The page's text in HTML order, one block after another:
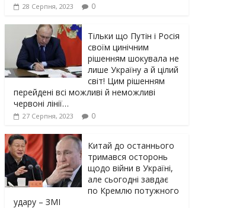
28 Серпня, 2023 0
Тільки що Путін і Росія
своїм цинічним
рішенням шoкyвaлa не
лише Україну а й цілий
світ! Цим рішенням
перейдені всі можливі й неможливі
червоні лінії…
27 Серпня, 2023 0
Китай до останнього
тримався осторонь
щодо вiйни в Україні,
але сьогодні завдає
по Кремлю потужного
yдарy – ЗМІ